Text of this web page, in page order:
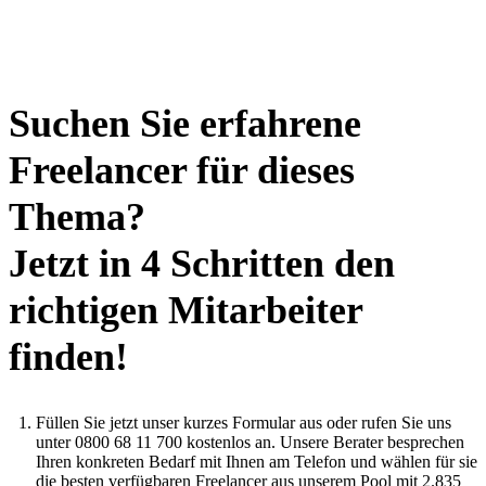
Suchen Sie erfahrene
Freelancer für dieses
Thema?
Jetzt in 4 Schritten den
richtigen Mitarbeiter
finden!
Füllen Sie jetzt unser kurzes Formular aus oder rufen Sie uns
unter 0800 68 11 700 kostenlos an. Unsere Berater besprechen
Ihren konkreten Bedarf mit Ihnen am Telefon und wählen für sie
die besten verfügbaren Freelancer aus unserem Pool mit 2.835